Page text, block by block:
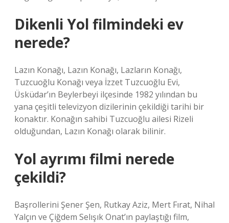
Dikenli Yol filmindeki ev
nerede?
Lazın Konağı, Lazın Konağı, Lazların Konağı,
Tuzcuoğlu Konağı veya İzzet Tuzcuoğlu Evi,
Üsküdar’ın Beylerbeyi ilçesinde 1982 yılından bu
yana çeşitli televizyon dizilerinin çekildiği tarihi bir
konaktır. Konağın sahibi Tuzcuoğlu ailesi Rizeli
olduğundan, Lazın Konağı olarak bilinir.
Yol ayrımı filmi nerede
çekildi?
Başrollerini Şener Şen, Rutkay Aziz, Mert Fırat, Nihal
Yalçın ve Çiğdem Selışık Onat’ın paylaştığı film,